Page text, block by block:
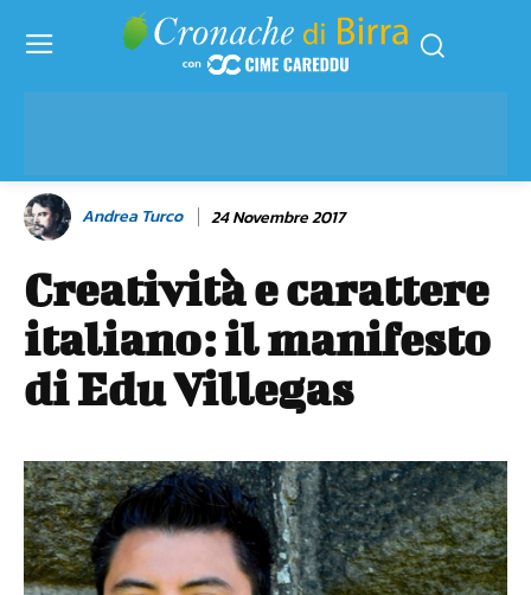
Andrea Turco 24 Novembre 2017
Creatività e carattere
italiano: il manifesto
di Edu Villegas